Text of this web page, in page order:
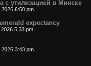
с утилизацией в Минске
2026 6:50 pm
expectancy
5:33 pm
2026 3:43 pm